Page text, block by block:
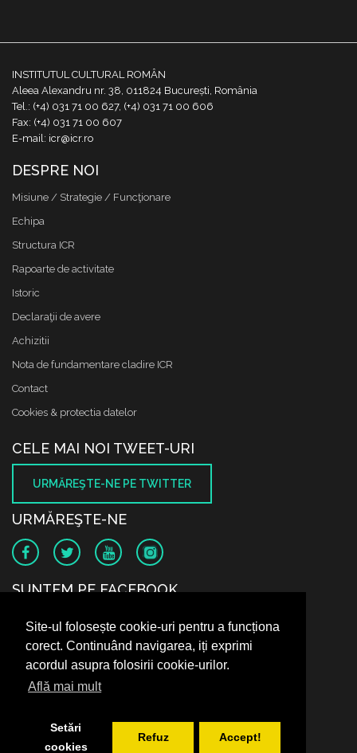
Site-ul folosește cookie-uri pentru a funcționa
corect. Continuând navigarea, iți exprimi
acordul asupra folosirii cookie-urilor.
Află mai mult
Setări
cookies
Refuz Accept!
INSTITUTUL CULTURAL ROMÂN
Aleea Alexandru nr. 38, 011824 București, România
Tel.: (+4) 031 71 00 627, (+4) 031 71 00 606
Fax: (+4) 031 71 00 607
E-mail: icr@icr.ro
DESPRE NOI
Misiune / Strategie / Funcţionare
Echipa
Structura ICR
Rapoarte de activitate
Istoric
Declaraţii de avere
Achizitii
Nota de fundamentare cladire ICR
Contact
Cookies & protectia datelor
CELE MAI NOI TWEET-URI
URMĂREŞTE-NE PE TWITTER
URMĂREŞTE-NE
SUNTEM PE FACEBOOK